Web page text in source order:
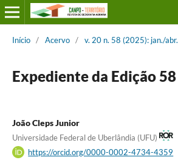
Início / Acervo / v. 20 n. 58 (2025): jan./abr.
Expediente da Edição 58
João Cleps Junior
Universidade Federal de Uberlândia (UFU)
https://orcid.org/0000-0002-4734-4359